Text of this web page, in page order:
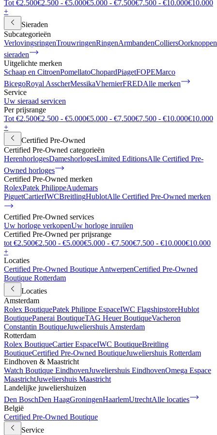
Tot €2.500€2.500 - €5.000€5.000 - €7.500€7.500 - €10.000€10.000
+
Sieraden
Subcategorieën
VerlovingsringenTrouwringenRingenArmbandenColliersOorknoppen
sieraden
Uitgelichte merken
Schaap en CitroenPomellatoChopardPiagetFOPEMarco
BicegoRoyal AsscherMessikaVhernierFREDAlle merken
Service
Uw sieraad servicen
Per prijsrange
Tot €2.500€2.500 - €5.000€5.000 - €7.500€7.500 - €10.000€10.000
+
Certified Pre-Owned
Certified Pre-Owned categorieën
HerenhorlogesDameshorlogesLimited EditionsAlle Certified Pre-
Owned horloges
Certified Pre-Owned merken
RolexPatek PhilippeAudemars
PiguetCartierIWCBreitlingHublotAlle Certified Pre-Owned merken
Certified Pre-Owned services
Uw horloge verkopenUw horloge inruilen
Certified Pre-Owned per prijsrange
tot €2.500€2.500 - €5.000€5.000 - €7.500€7.500 - €10.000€10.000
+
Locaties
Certified Pre-Owned Boutique AntwerpenCertified Pre-Owned
Boutique Rotterdam
Locaties
Amsterdam
Rolex BoutiquePatek Philippe EspaceIWC FlagshipstoreHublot
BoutiquePanerai BoutiqueTAG Heuer BoutiqueVacheron
Constantin BoutiqueJuweliershuis Amsterdam
Rotterdam
Rolex BoutiqueCartier EspaceIWC BoutiqueBreitling
BoutiqueCertified Pre-Owned BoutiqueJuweliershuis Rotterdam
Eindhoven & Maastricht
Watch Boutique EindhovenJuweliershuis EindhovenOmega Espace
MaastrichtJuweliershuis Maastricht
Landelijke juweliershuizen
Den BoschDen HaagGroningenHaarlemUtrechtAlle locaties
België
Certified Pre-Owned Boutique
Service